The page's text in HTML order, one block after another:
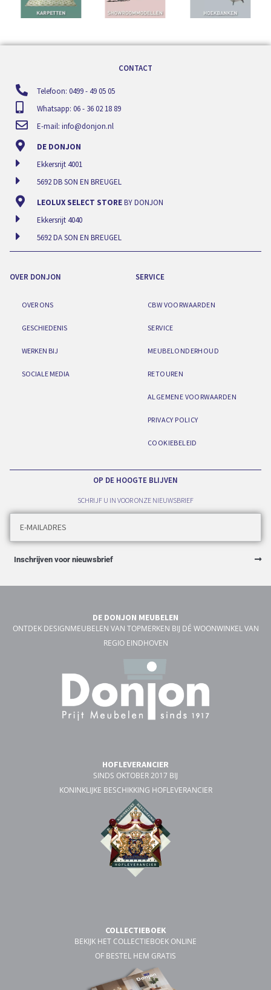
CONTACT
Telefoon: 0499 - 49 05 05
Whatsapp: 06 - 36 02 18 89
E-mail: info@donjon.nl
DE DONJON
Ekkersrijt 4001
5692 DB SON EN BREUGEL
LEOLUX SELECT STOREBY DONJON
Ekkersrijt 4040
5692 DA SON EN BREUGEL
OVER DONJON
OVER ONS
GESCHIEDENIS
WERKEN BIJ
SOCIALE MEDIA
SERVICE
CBW VOORWAARDEN
SERVICE
MEUBELONDERHOUD
RETOUREN
ALGEMENE VOORWAARDEN
PRIVACY POLICY
COOKIEBELEID
OP DE HOOGTE BLIJVEN
SCHRIJF U IN VOOR ONZE NIEUWSBRIEF
Inschrijven voor nieuwsbrief
DE DONJON MEUBELEN
ONTDEK DESIGNMEUBELEN VAN TOPMERKEN BIJ DÉ WOONWINKEL VAN
REGIO EINDHOVEN
HOFLEVERANCIER
SINDS OKTOBER 2017 BIJ
KONINKLIJKE BESCHIKKING HOFLEVERANCIER
COLLECTIEBOEK
BEKIJK HET COLLECTIEBOEK ONLINE
OF BESTEL HEM GRATIS